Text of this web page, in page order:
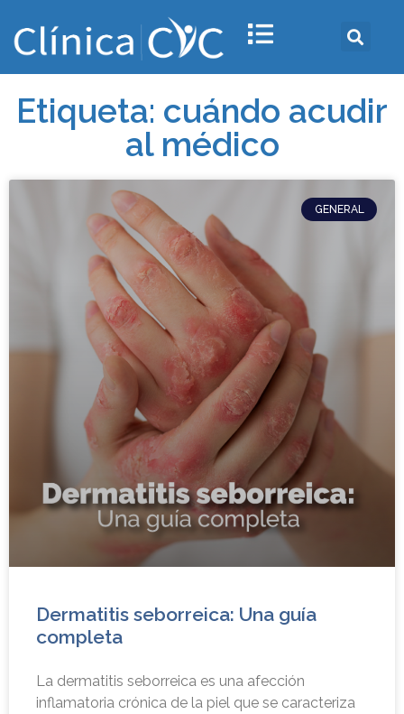
Etiqueta: cuándo acudir
al médico
GENERAL
Dermatitis seborreica: Una guía
completa
La dermatitis seborreica es una afección
inflamatoria crónica de la piel que se caracteriza